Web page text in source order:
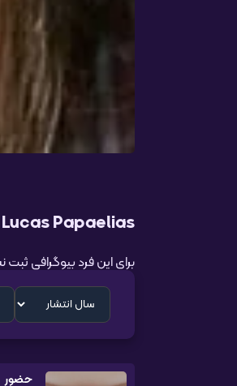
Lucas Papaelias
برای این فرد بیوگرافی
حضور